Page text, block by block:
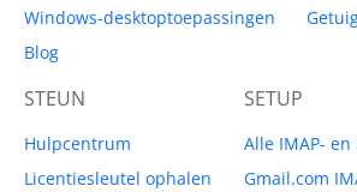
Windows-desktoptoepassingen
Blog
STEUN
Hulpcentrum
Licentiesleutel ophalen
SETUP
Alle IMAP-
Gmail.com